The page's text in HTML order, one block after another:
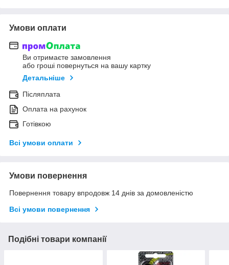
Умови оплати
Ви отримаєте замовлення
або гроші повернуться на вашу картку
Детальніше
Післяплата
Оплата на рахунок
Готівкою
Всі умови оплати
Умови повернення
Повернення товару впродовж 14 днів за домовленістю
Всі умови повернення
Подібні товари компанії